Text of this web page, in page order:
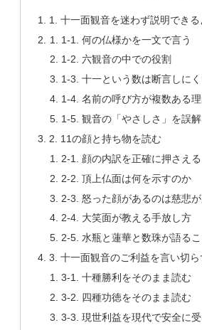
1. 十一面観音を迷わず説明できる
1-1. 何の仏様かを一文で言う
1-2. 六観音の中での役割
1-3. 十一という数は断言しに
1-4. 名前の呼び方が複数ある
1-5. 観音の「やさしさ」を誤
2. 11の顔と持ち物を読む
2-1. 顔の内訳を正確に押さえる
2-2. 頂上仏面は何を示すのか
2-3. 怒った顔があるのは慈悲
2-4. 大笑面が教える手放し方
2-5. 水瓶と蓮華と数珠が語るこ
3. 十一面観音のご利益を言い切ら
3-1. 十種勝利をそのまま読む
3-2. 四種功徳をそのまま読む
3-3. 現世利益を現代で安全に